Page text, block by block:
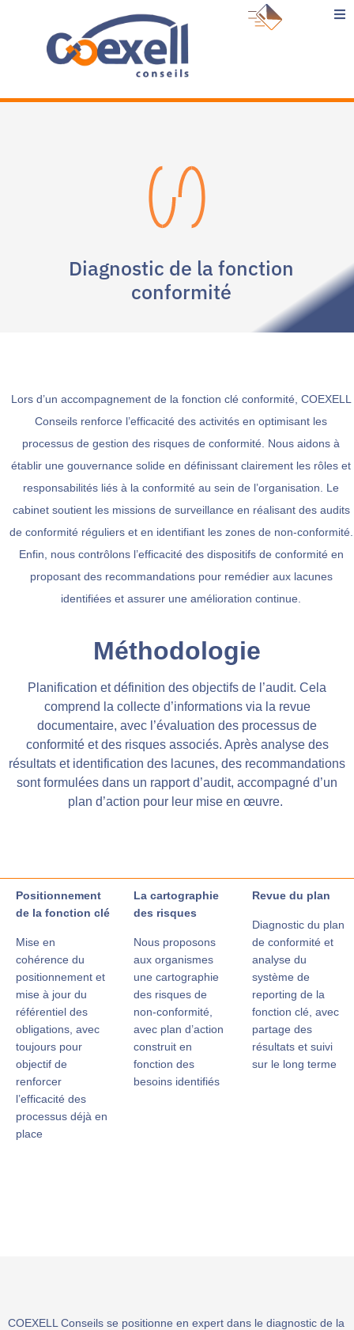
Expertises et services
Diagnostic de la fonction
conformité
Lors d’un accompagnement de la fonction clé conformité, COEXELL
Conseils renforce l’efficacité des activités en optimisant les
processus de gestion des risques de conformité. Nous aidons à
établir une gouvernance solide en définissant clairement les rôles et
responsabilités liés à la conformité au sein de l’organisation. Le
cabinet soutient les missions de surveillance en réalisant des audits
de conformité réguliers et en identifiant les zones de non-conformité.
Enfin, nous contrôlons l’efficacité des dispositifs de conformité en
proposant des recommandations pour remédier aux lacunes
identifiées et assurer une amélioration continue.
Méthodologie
Planification et définition des objectifs de l’audit. Cela
comprend la collecte d’informations via la revue
documentaire, avec l’évaluation des processus de
conformité et des risques associés. Après analyse des
résultats et identification des lacunes, des recommandations
sont formulées dans un rapport d’audit, accompagné d’un
plan d’action pour leur mise en œuvre.
Positionnement
de la fonction clé
Mise en
cohérence du
positionnement et
mise à jour du
référentiel des
obligations, avec
toujours pour
objectif de
renforcer
l’efficacité des
processus déjà en
place
La cartographie
des risques
Nous proposons
aux organismes
une cartographie
des risques de
non-conformité,
avec plan d’action
construit en
fonction des
besoins identifiés
Revue du plan
Diagnostic du plan
de conformité et
analyse du
système de
reporting de la
fonction clé, avec
partage des
résultats et suivi
sur le long terme
COEXELL Conseils se positionne en expert dans le diagnostic de la